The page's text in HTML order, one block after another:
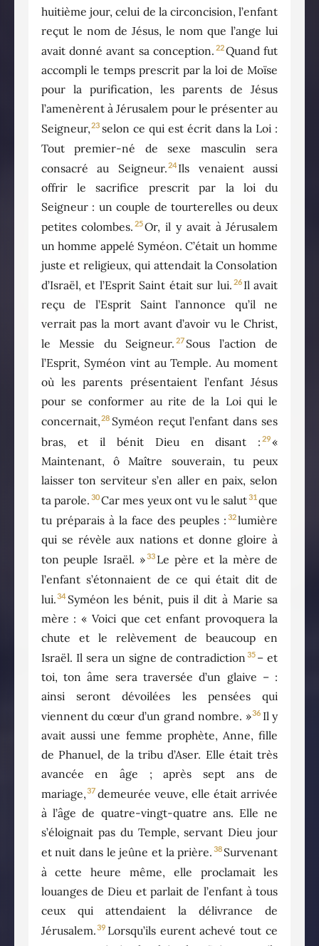
huitième jour, celui de la circoncision, l’enfant
reçut le nom de Jésus, le nom que l’ange lui
avait donné avant sa conception. 22Quand fut
accompli le temps prescrit par la loi de Moïse
pour la purification, les parents de Jésus
l’amenèrent à Jérusalem pour le présenter au
Seigneur,23 selon ce qui est écrit dans la Loi :
Tout premier-né de sexe masculin sera
consacré au Seigneur.24 Ils venaient aussi
offrir le sacrifice prescrit par la loi du
Seigneur : un couple de tourterelles ou deux
petites colombes. 25Or, il y avait à Jérusalem
un homme appelé Syméon. C’était un homme
juste et religieux, qui attendait la Consolation
d’Israël, et l’Esprit Saint était sur lui. 26 Il avait
reçu de l’Esprit Saint l’annonce qu’il ne
verrait pas la mort avant d’avoir vu le Christ,
le Messie du Seigneur. 27 Sous l’action de
l’Esprit, Syméon vint au Temple. Au moment
où les parents présentaient l’enfant Jésus
pour se conformer au rite de la Loi qui le
concernait,28 Syméon reçut l’enfant dans ses
bras, et il bénit Dieu en disant : 29«
Maintenant, ô Maître souverain, tu peux
laisser ton serviteur s’en aller en paix, selon
ta parole. 30Car mes yeux ont vu le salut31 que
tu préparais à la face des peuples : 32lumière
qui se révèle aux nations et donne gloire à
ton peuple Israël. »33 Le père et la mère de
l’enfant s’étonnaient de ce qui était dit de
lui. 34 Syméon les bénit, puis il dit à Marie sa
mère : « Voici que cet enfant provoquera la
chute et le relèvement de beaucoup en
Israël. Il sera un signe de contradiction 35 – et
toi, ton âme sera traversée d’un glaive – :
ainsi seront dévoilées les pensées qui
viennent du cœur d’un grand nombre. »36 Il y
avait aussi une femme prophète, Anne, fille
de Phanuel, de la tribu d’Aser. Elle était très
avancée en âge ; après sept ans de
mariage,37 demeurée veuve, elle était arrivée
à l’âge de quatre-vingt-quatre ans. Elle ne
s’éloignait pas du Temple, servant Dieu jour
et nuit dans le jeûne et la prière. 38 Survenant
à cette heure même, elle proclamait les
louanges de Dieu et parlait de l’enfant à tous
ceux qui attendaient la délivrance de
Jérusalem. 39 Lorsqu’ils eurent achevé tout ce